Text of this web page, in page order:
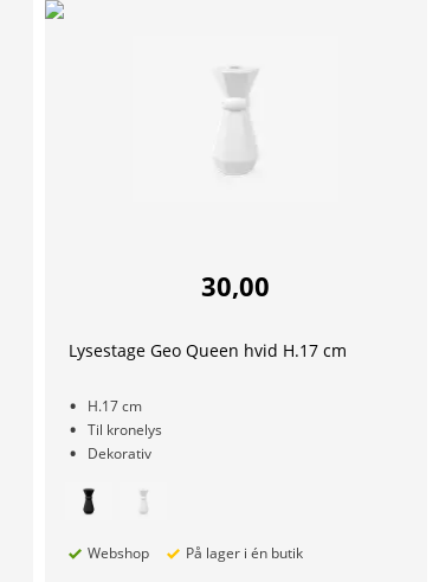
30,00
Lysestage Geo Queen hvid H.17 cm
H.17 cm
Til kronelys
Dekorativ
Webshop På lager i én butik